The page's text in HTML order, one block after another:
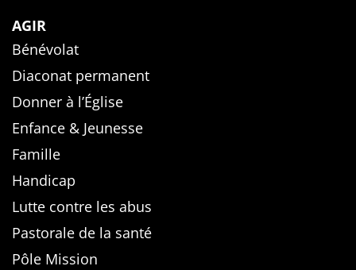
AGIR
Bénévolat
Diaconat permanent
Donner à l’Église
Enfance & Jeunesse
Famille
Handicap
Lutte contre les abus
Pastorale de la santé
Pôle Mission